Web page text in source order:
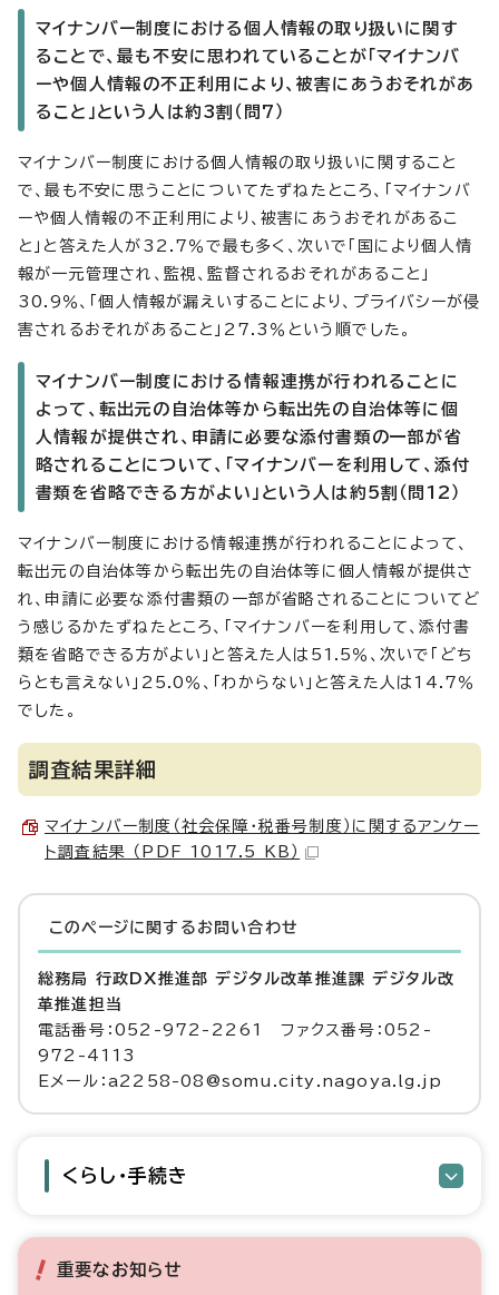
マイナンバー制度における個人情報の取り扱いに関す
ることで、最も不安に思われていることが「マイナンバ
ーや個人情報の不正利用により、被害にあうおそれがあ
ること」という人は約3割（問7）
マイナンバー制度における個人情報の取り扱いに関すること
で、最も不安に思うことについてたずねたところ、「マイナンバ
ーや個人情報の不正利用により、被害にあうおそれがあるこ
と」と答えた人が32.7％で最も多く、次いで「国により個人情
報が一元管理され、監視、監督されるおそれがあること」
30.9％、「個人情報が漏えいすることにより、プライバシーが侵
害されるおそれがあること」27.3％という順でした。
マイナンバー制度における情報連携が行われることに
よって、転出元の自治体等から転出先の自治体等に個
人情報が提供され、申請に必要な添付書類の一部が省
略されることについて、「マイナンバーを利用して、添付
書類を省略できる方がよい」という人は約5割（問12）
マイナンバー制度における情報連携が行われることによって、
転出元の自治体等から転出先の自治体等に個人情報が提供さ
れ、申請に必要な添付書類の一部が省略されることについてど
う感じるかたずねたところ、「マイナンバーを利用して、添付書
類を省略できる方がよい」と答えた人は51.5％、次いで「どち
らとも言えない」25.0％、「わからない」と答えた人は14.7％
でした。
調査結果詳細
マイナンバー制度（社会保障・税番号制度）に関するアンケー
ト調査結果 （PDF 1017.5 KB）
このページに関する お問い合わせ
総務局 行政DX推進部 デジタル改革推進課 デジタル改
革推進担当
電話番号：052-972-2261 ファクス番号：052-
972-4113
Eメール：a2258-08@somu.city.nagoya.lg.jp
くらし・手続き
重要なお知らせ